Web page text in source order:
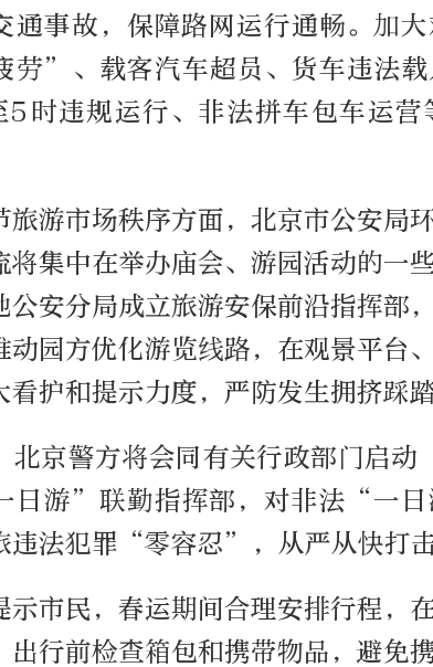
通事故，保障路网运行通畅。加
劳”、载客汽车超员、货车违法
5时违规运行、非法拼车包车运营
旅游市场秩序方面，北京市公安局
将集中在举办庙会、游园活动的一
公安分局成立旅游安保前沿指挥部
动园方优化游览线路，在观景平台
看护和提示力度，严防发生拥挤踩
北京警方将会同有关行政部门启
日游”联勤指挥部，对非法“一
违法犯罪“零容忍”，从严从快打击
示市民，春运期间合理安排行程，
出行前检查箱包和携带物品，避免